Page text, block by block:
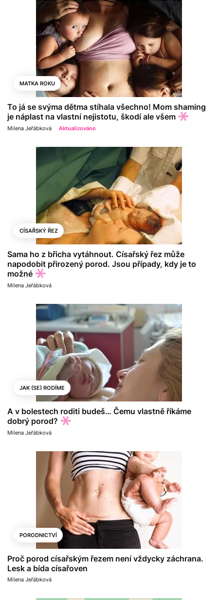
MATKA ROKU
To já se svýma dětma stíhala všechno! Mom shaming
je náplast na vlastní nejistotu, škodí ale všem
Milena Jeřábková Aktualizováno
CÍSAŘSKÝ ŘEZ
Sama ho z břicha vytáhnout. Císařský řez může
napodobit přirozený porod. Jsou případy, kdy je to
možné
Milena Jeřábková
JAK (SE) RODÍME
A v bolestech roditi budeš… Čemu vlastně říkáme
dobrý porod?
Milena Jeřábková
PORODNICTVÍ
Proč porod císařským řezem není vždycky záchrana.
Lesk a bída císařoven
Milena Jeřábková